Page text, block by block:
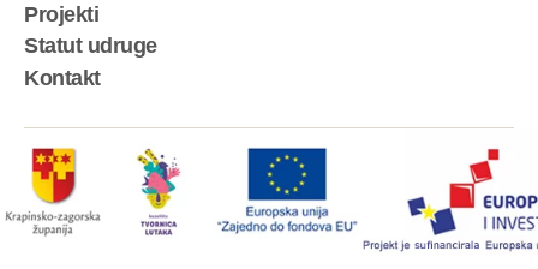
Projekti
Statut udruge
Kontakt